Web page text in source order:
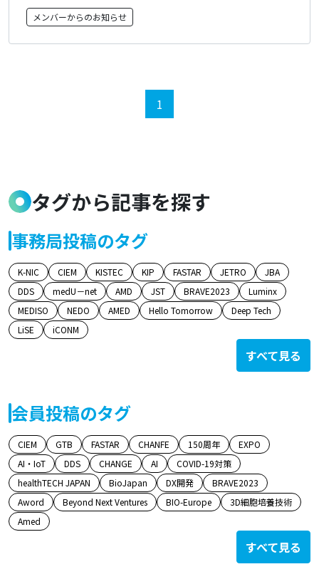
メンバーからのお知らせ
1
タグから記事を探す
事務局投稿のタグ
K-NIC CIEM KISTEC KIP FASTAR JETRO
JBA
DDS
medU－net AMD JST BRAVE2023
Luminx
MEDISO
NEDO AMED Hello Tomorrow
Deep Tech
LiSE
iCONM
すべて見る
会員投稿のタグ
CIEM GTB FASTAR CHANFE 150周年
EXPO
AI・IoT
DDS CHANGE AI
COVID-19対策
healthTECH JAPAN
BioJapan DX開発
BRAVE2023
Aword
Beyond Next Ventures BIO-Europe
3D細胞培養技術
Amed
すべて見る